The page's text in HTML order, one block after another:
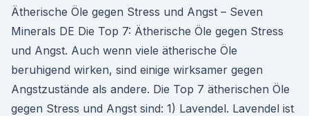
Ätherische Öle gegen Stress und Angst – Seven
Minerals DE Die Top 7: Ätherische Öle gegen Stress
und Angst. Auch wenn viele ätherische Öle
beruhigend wirken, sind einige wirksamer gegen
Angstzustände als andere. Die Top 7 ätherischen Öle
gegen Stress und Angst sind: 1) Lavendel. Lavendel ist